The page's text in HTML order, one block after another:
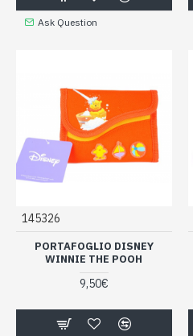
Ask Question
145326
PORTAFOGLIO DISNEY
WINNIE THE POOH
9,50€